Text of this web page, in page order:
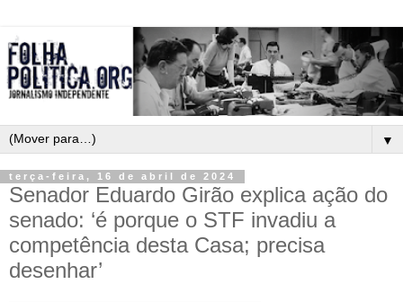
▼
terça-feira, 16 de abril de 2024
Senador Eduardo Girão explica ação do
senado: ‘é porque o STF invadiu a
competência desta Casa; precisa
desenhar’